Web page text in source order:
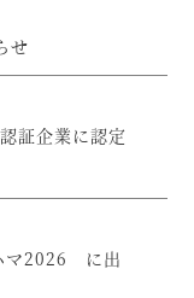
せ
証企業に認定
マ2026 に出